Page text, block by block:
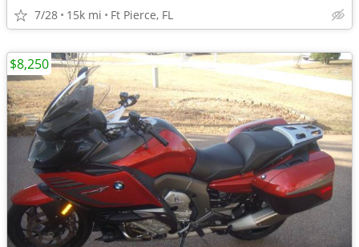
7/28 15k mi Ft Pierce, FL
$8,250